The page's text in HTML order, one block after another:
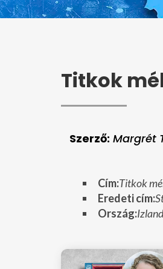
Titkok
Szerző: Margrét
Cím:Titkok
Eredeti cím:
Ország: